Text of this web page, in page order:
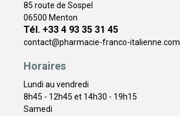
85 route de Sospel
06500 Menton
Tél. +33 4 93 35 31 45
contact@pharmacie-franco-italienne.com
Horaires
Lundi au vendredi
8h45 - 12h45 et 14h30 - 19h15
Samedi